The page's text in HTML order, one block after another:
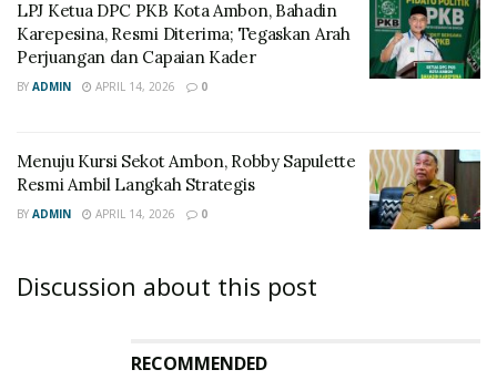
LPJ Ketua DPC PKB Kota Ambon, Bahadin
Karepesina, Resmi Diterima; Tegaskan Arah
Perjuangan dan Capaian Kader
BY ADMIN APRIL 14, 2026 0
Menuju Kursi Sekot Ambon, Robby Sapulette
Resmi Ambil Langkah Strategis
BY ADMIN APRIL 14, 2026 0
Discussion about this post
RECOMMENDED